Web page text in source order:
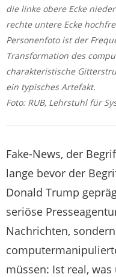
die linke obere Ecke
rechte untere Ecke
Personenfoto ist der
Transformation des
charakteristische
ein typisches Artefakt.
Foto: RUB, Lehrstuhl für
Fake-News, der
lange bevor der
Donald Trump
seriöse
Nachrichten,
müssen: Ist real,